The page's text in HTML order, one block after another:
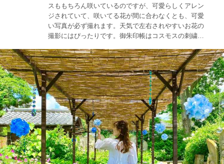
スももちろん咲いているのですが、可愛らしくアレン
ジされていて、咲いてる花が間に合わなくとも、可愛
い写真が必ず撮れます。天気で左右されやすいお花の
撮影にはぴったりです。御朱印帳はコスモスの刺繍が
く、そちらも楽しみですね。